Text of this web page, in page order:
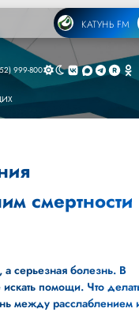
КАТУНЬ FM
999-800
смертности
серьезная болезнь. В
помощи. Что
между расслаблением